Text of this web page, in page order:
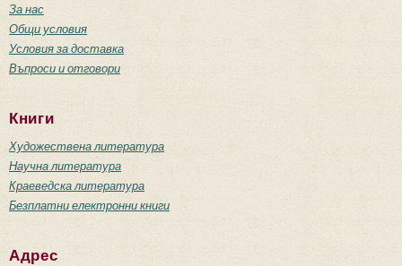
За нас
Общи условия
Условия за доставка
Въпроси и отговори
Книги
Художествена литература
Научна литература
Краеведска литература
Безплатни електронни книги
Адрес